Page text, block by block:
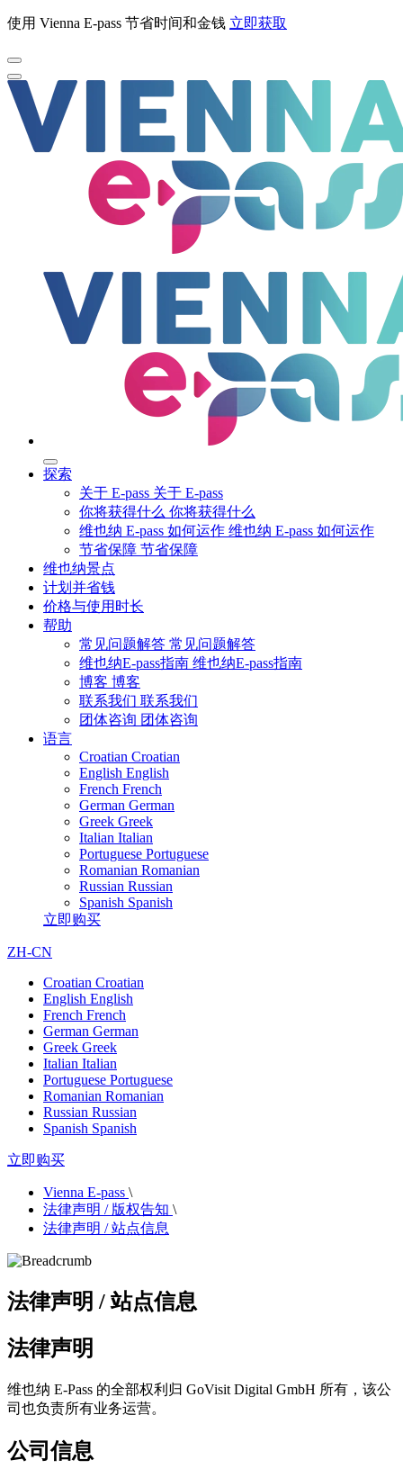
使用 Vienna E-pass 节省时间和金钱 立即获取
探索
关于 E-pass 关于 E-pass
你将获得什么 你将获得什么
维也纳 E-pass 如何运作 维也纳 E-pass 如何运作
节省保障 节省保障
维也纳景点
计划并省钱
价格与使用时长
帮助
常见问题解答 常见问题解答
维也纳E-pass指南 维也纳E-pass指南
博客 博客
联系我们 联系我们
团体咨询 团体咨询
语言
Croatian Croatian
English English
French French
German German
Greek Greek
Italian Italian
Portuguese Portuguese
Romanian Romanian
Russian Russian
Spanish Spanish
立即购买
ZH-CN
Croatian Croatian
English English
French French
German German
Greek Greek
Italian Italian
Portuguese Portuguese
Romanian Romanian
Russian Russian
Spanish Spanish
立即购买
Vienna E-pass \
法律声明 / 版权告知 \
法律声明 / 站点信息
法律声明 / 站点信息
法律声明
维也纳 E-Pass 的全部权利归 GoVisit Digital GmbH 所有，该公
司也负责所有业务运营。
公司信息